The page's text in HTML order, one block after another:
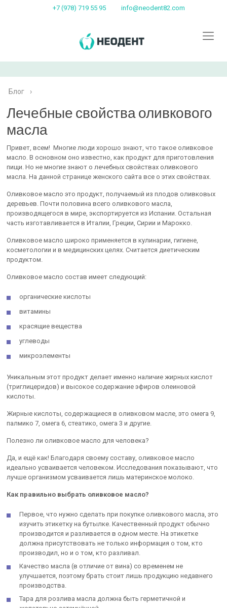
+7 (978) 719 55 95 info@neodent82.com
Блог ›
Лечебные свойства оливкового
масла
Привет, всем! Многие люди хорошо знают, что такое оливковое
масло. В основном оно известно, как продукт для приготовления
пищи. Но не многие знают о лечебных свойствах оливкового
масла. На данной странице женского сайта все о этих свойствах.
Оливковое масло это продукт, получаемый из плодов оливковых
деревьев. Почти половина всего оливкового масла,
производящегося в мире, экспортируется из Испании. Остальная
часть изготавливается в Италии, Греции, Сирии и Марокко.
Оливковое масло широко применяется в кулинарии, гигиене,
косметологии и в медицинских целях. Считается диетическим
продуктом.
Оливковое масло состав имеет следующий:
органические кислоты
витамины
красящие вещества
углеводы
микроэлементы
Уникальным этот продукт делает именно наличие жирных кислот
(триглицеридов) и высокое содержание эфиров олеиновой
кислоты.
Жирные кислоты, содержащиеся в оливковом масле, это омега 9,
палмико 7, омега 6, стеатико, омега 3 и другие.
Полезно ли оливковое масло для человека?
Да, и ещё как! Благодаря своему составу, оливковое масло
идеально усваивается человеком. Исследования показывают, что
лучше организмом усваивается лишь материнское молоко.
Как правильно выбрать оливковое масло?
Первое, что нужно сделать при покупке оливкового масла, это
изучить этикетку на бутылке. Качественный продукт обычно
производится и разливается в одном месте. На этикетке
должна присутствовать не только информация о том, кто
производил, но и о том, кто разливал.
Качество масла (в отличие от вина) со временем не
улучшается, поэтому брать стоит лишь продукцию недавнего
производства.
Тара для розлива масла должна быть герметичной и